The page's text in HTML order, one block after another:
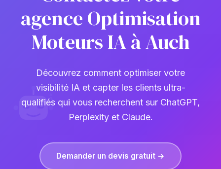
agence Optimisation
Moteurs IA à Auch
Découvrez comment optimiser votre
visibilité IA et capter les clients ultra-
qualifiés qui vous recherchent sur ChatGPT,
Perplexity et Claude.
Demander un devis gratuit →